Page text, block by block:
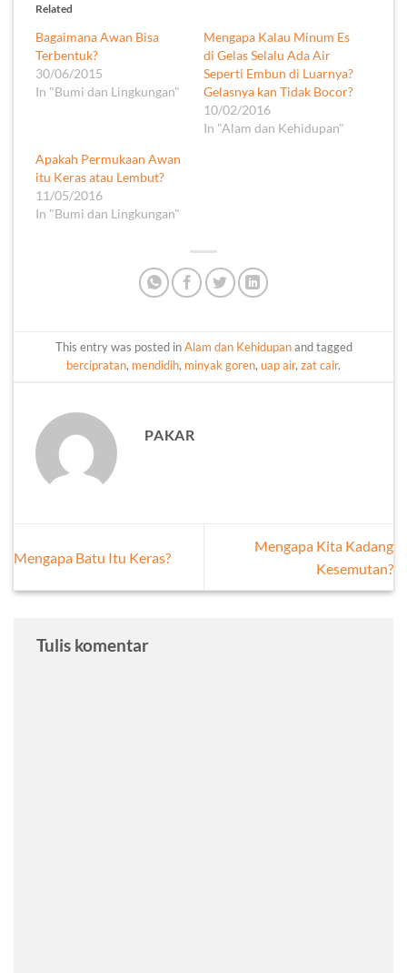
Related
Bagaimana Awan Bisa
Terbentuk?
30/06/2015
In "Bumi dan Lingkungan"
Mengapa Kalau Minum Es
di Gelas Selalu Ada Air
Seperti Embun di Luarnya?
Gelasnya kan Tidak Bocor?
10/02/2016
In "Alam dan Kehidupan"
Apakah Permukaan Awan
itu Keras atau Lembut?
11/05/2016
In "Bumi dan Lingkungan"
This entry was posted inAlam dan Kehidupanand tagged
bercipratan, mendidih, minyak goren, uap air, zat cair.
PAKAR
Mengapa Batu Itu Keras?
Mengapa Kita Kadang
Kesemutan?
Tulis komentar